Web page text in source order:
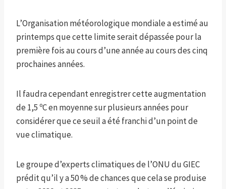
L’Organisation météorologique mondiale a estimé au
printemps que cette limite serait dépassée pour la
première fois au cours d’une année au cours des cinq
prochaines années.
Il faudra cependant enregistrer cette augmentation
de 1,5 ºC en moyenne sur plusieurs années pour
considérer que ce seuil a été franchi d’un point de
vue climatique.
Le groupe d’experts climatiques de l’ONU du GIEC
prédit qu’il y a 50 % de chances que cela se produise